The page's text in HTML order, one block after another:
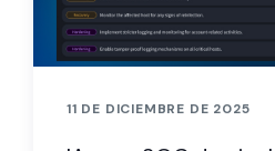
11 DE DICIEMBRE DE 2025